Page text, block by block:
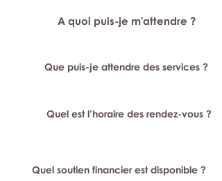
A quoi puis-je m'attendre ?
Que puis-je attendre des services ?
Quel est l’horaire des rendez-vous ?
Quel soutien financier est disponible ?